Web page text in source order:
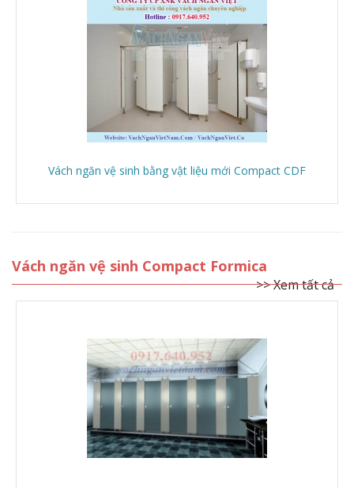
Vách ngăn vệ sinh bằng vật liệu mới Compact CDF
Vách ngăn vệ sinh Compact Formica
>> Xem tất cả